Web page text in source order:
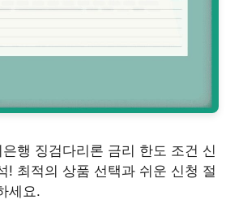
행 징검다리론 금리 한도 조건 신
! 최적의 상품 선택과 쉬운 신청 절
세요.